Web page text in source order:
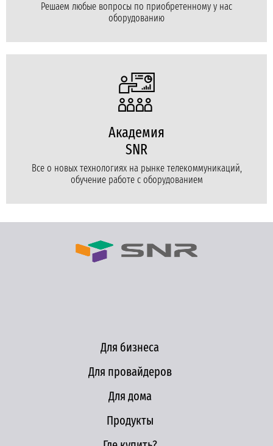
Решаем любые вопросы по приобретенному у нас
оборудованию
Академия
SNR
Все о новых технологиях на рынке телекоммуникаций,
обучение работе с оборудованием
Для бизнеса
Для провайдеров
Для дома
Продукты